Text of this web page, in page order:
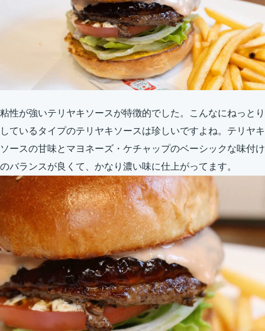
粘性が強いテリヤキソースが特徴的でした。こんなにねっとり
しているタイプのテリヤキソースは珍しいですよね。テリヤキ
ソースの甘味とマヨネーズ・ケチャップのベーシックな味付け
のバランスが良くて、かなり濃い味に仕上がってます。